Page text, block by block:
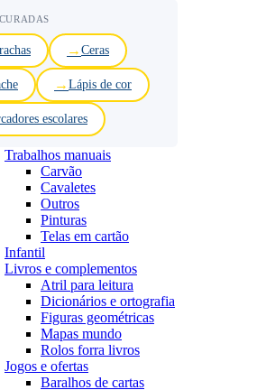
Ceras
Lápis de cor
escolares
Trabalhos manuais
Carvão
Cavaletes
Outros
Pinturas
Telas em cartão
Infantil
Livros e complementos
Atril para leitura
Dicionários e ortografia
Figuras geométricas
Mapas mundo
Rolos forra livros
Jogos e ofertas
Baralhos de cartas